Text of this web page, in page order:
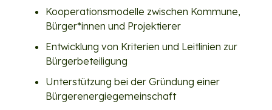
Kooperationsmodelle zwischen Kommune,
Bürger*innen und Projektierer
Entwicklung von Kriterien und Leitlinien zur
Bürgerbeteiligung
Unterstützung bei der Gründung einer
Bürgerenergiegemeinschaft